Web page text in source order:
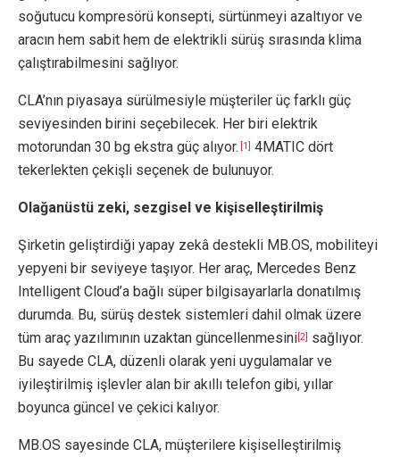
soğutucu kompresörü konsepti, sürtünmeyi azaltıyor ve
aracın hem sabit hem de elektrikli sürüş sırasında klima
çalıştırabilmesini sağlıyor.
CLA’nın piyasaya sürülmesiyle müşteriler üç farklı güç
seviyesinden birini seçebilecek. Her biri elektrik
motorundan 30 bg ekstra güç alıyor.
[1]
4MATIC dört
tekerlekten çekişli seçenek de bulunuyor.
Olağanüstü zeki, sezgisel ve kişiselleştirilmiş
Şirketin geliştirdiği yapay zekâ destekli MB.OS, mobiliteyi
yepyeni bir seviyeye taşıyor. Her araç, Mercedes Benz
Intelligent Cloud’a bağlı süper bilgisayarlarla donatılmış
durumda. Bu, sürüş destek sistemleri dahil olmak üzere
tüm araç yazılımının uzaktan güncellenmesini [2]
sağlıyor.
Bu sayede CLA, düzenli olarak yeni uygulamalar ve
iyileştirilmiş işlevler alan bir akıllı telefon gibi, yıllar
boyunca güncel ve çekici kalıyor.
MB.OS sayesinde CLA, müşterilere kişiselleştirilmiş